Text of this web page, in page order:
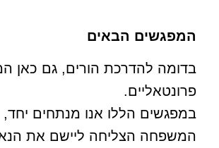
המפגשים הבאים
בדומה להדרכת הורים, גם כאן
פרונטאליים.
במפגשים הללו אנו מנתחים
המשפחה הצליחה ליישם את